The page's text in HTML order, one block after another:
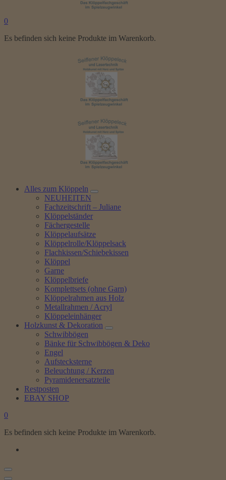
0
Es befinden sich keine Produkte im Warenkorb.
Alles zum Klöppeln
NEUHEITEN
Fachzeitschrift – Juliane
Klöppelständer
Fächergestelle
Klöppelaufsätze
Klöppelrolle/Klöppelsack
Flachkissen/Schiebekissen
Klöppel
Garne
Klöppelbriefe
Komplettsets (ohne Garn)
Klöppelrahmen aus Holz
Metallrahmen / Acryl
Klöppeleinhänger
Holzkunst & Dekoration
Schwibbögen
Bänke für Schwibbögen & Deko
Engel
Aufstecksterne
Beleuchtung / Kerzen
Pyramidenersatzteile
Restposten
EBAY SHOP
0
Es befinden sich keine Produkte im Warenkorb.